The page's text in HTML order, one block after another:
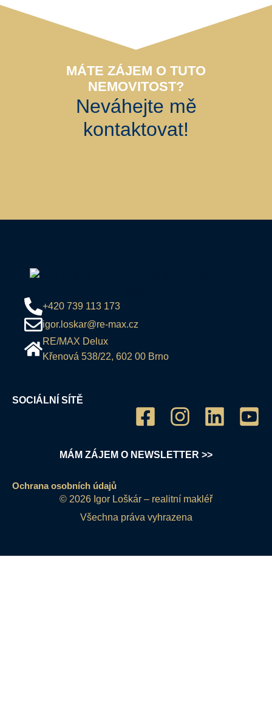
MÁTE ZÁJEM O TUTO
NEMOVITOST?
Neváhejte mě
kontaktovat!
+420 739 113 173
igor.loskar@re-max.cz
RE/MAX Delux
Křenová 538/22, 602 00 Brno
SOCIÁLNÍ SÍTĚ
MÁM ZÁJEM O NEWSLETTER >>
Ochrana osobních údajů
© 2026 Igor Loškár – realitní makléř
Všechna práva vyhrazena